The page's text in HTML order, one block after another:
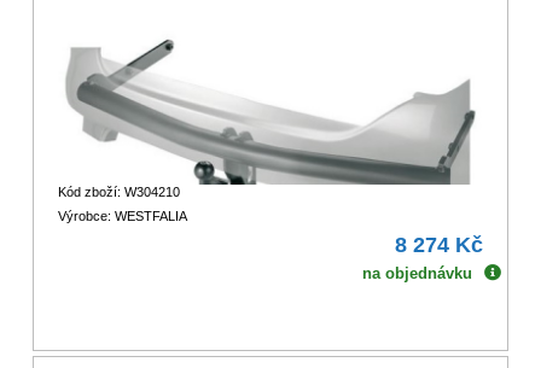
Kód zboží: W304210
Výrobce: WESTFALIA
8 274 Kč
na objednávku